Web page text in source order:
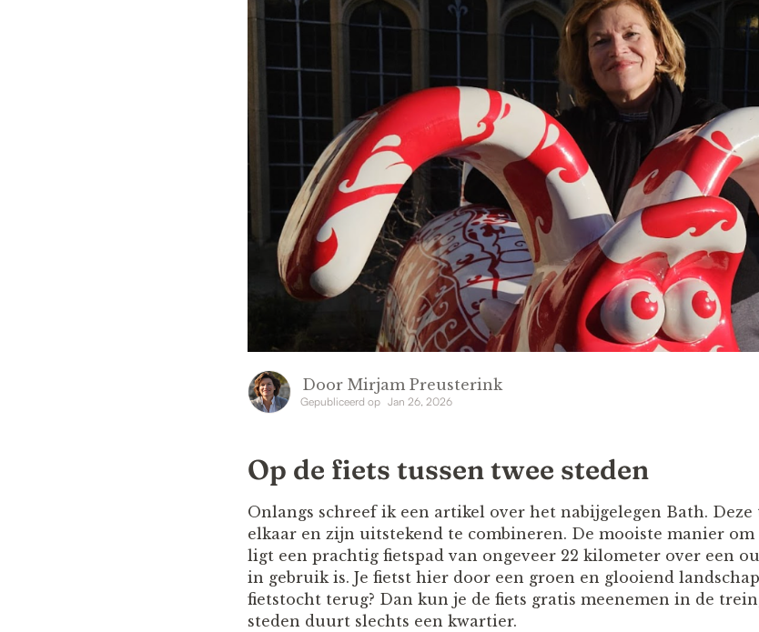
Door Mirjam Preusterink
Gepubliceerd op Jan 26, 2026
Op de fiets tussen twee steden
Onlangs schreef ik een artikel over het nabijgelegen Bath.
elkaar en zijn uitstekend te combineren. De mooiste manier om
ligt een prachtig fietspad van ongeveer 22 kilometer over een
in gebruik is. Je fietst hier door een groen en glooiend
fietstocht terug? Dan kun je de fiets gratis meenemen in de
steden duurt slechts een kwartier.